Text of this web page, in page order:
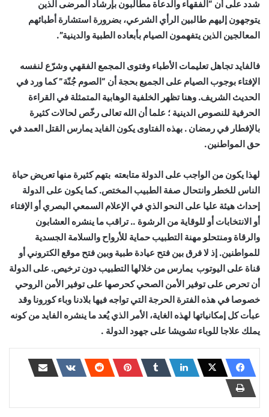
شدد على أن “الفقهاء والدعاة مطالبون بإرشاد المرضى الذين
يتوجهون إليهم طالبين الرأي الشرعي، بضرورة استشارة أطبائهم
المعالجين الذين يتفهمون الصيام بأبعاده الطبية والدينية”.
فالفايد تجاهل تعليمات الأطباء وفتوى المجمع الفقهي وشرّع لنفسه
الإفتاء بوجوب الصيام على الجميع بحجة أن “الصوم جُنّة” كما ورد في
الحديث الشريف. وهنا تظهر الخلفية الوهابية المتمثلة في القراءة
الحرفية للنصوص الدينية ؛ علما أن الله تعالى رخّص لحالات كثيرة
بالإفطار في رمضان . بهذه الفتاوى يكون الفايد يمارس القتل العمد في
حق المواطنين.
لهذا يكون من الواجب على الدولة متابعته بتهم كثيرة منها تعريض حياة
الناس للخطر وانتحال صفة الطبيب المختص. كما يكون على الدولة
إحداث هيئة عليا على النحو الذي في الإعلام السمعي البصري أو الإفتاء
أو الانتخابات أو للوقاية من الرشوة .. تراقب ما ينشره العشابون
والرقاة ومنتحلو مهنة التطبيب حماية للأرواح والسلامة الجسدية
للمواطنين. إذ لا فرق بين فتح عيادة طبية وبين فتح موقع الكتروني أو
قناة على اليوتوب يمارس من خلالها التطبيب دون ترخيص. على الدولة
أن تحرص على توفير الأمن الصحي كحرصها على توفير الأمن الروحي
خصوصا في هذه الفترة الحرجة التي تواجه فيها بلادنا وباء كورونا وقد
عبأت كل إمكانياتها لهذه الغاية، الأمر الذي يُعد ما ينشره الفايد من كونه
يملك علاجا للوباء تشويشا على جهود الدولة .